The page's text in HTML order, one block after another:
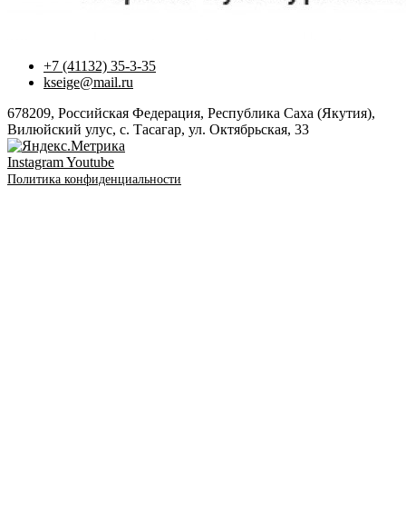
+7 (41132) 35-3-35
kseige@mail.ru
678209, Российская Федерация, Республика Саха (Якутия),
Вилюйский улус, с. Тасагар, ул. Октябрьская, 33
InstagramYoutube
Политика конфиденциальности